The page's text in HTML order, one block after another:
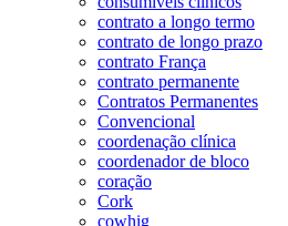
contrato a longo termo
contrato de longo prazo
contrato França
contrato permanente
Contratos Permanentes
Convencional
coordenação clínica
coordenador de bloco
coração
Cork
cowhig